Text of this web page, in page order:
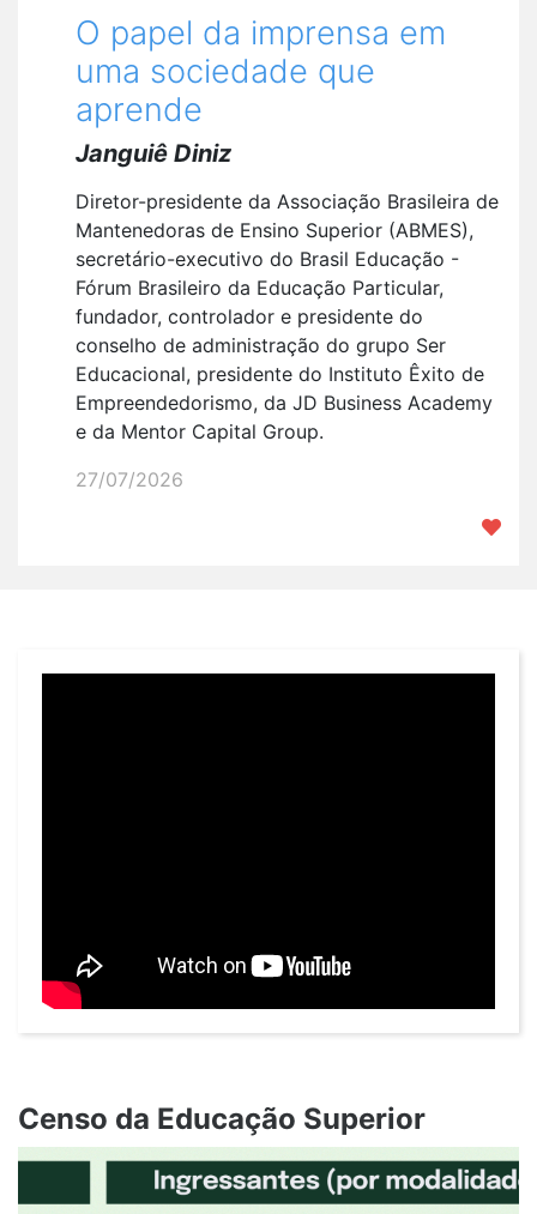
O papel da imprensa em
uma sociedade que
aprende
Janguiê Diniz
Diretor-presidente da Associação Brasileira de
Mantenedoras de Ensino Superior (ABMES),
secretário-executivo do Brasil Educação -
Fórum Brasileiro da Educação Particular,
fundador, controlador e presidente do
conselho de administração do grupo Ser
Educacional, presidente do Instituto Êxito de
Empreendedorismo, da JD Business Academy
e da Mentor Capital Group.
27/07/2026
Censo da Educação Superior